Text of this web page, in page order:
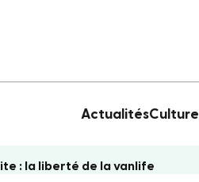
ActualitésCulture
: la liberté de la vanlife